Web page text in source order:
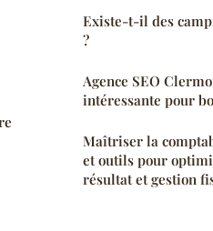
Existe-t-il des
?
Agence SEO
intéressante pour
Maîtriser la
et outils pour
résultat et gestion